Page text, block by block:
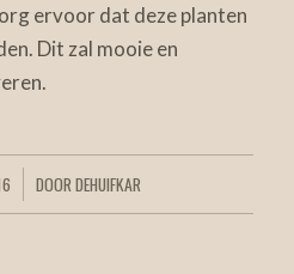
ervoor dat deze planten
Dit zal mooie en
DOORDEHUIFKAR